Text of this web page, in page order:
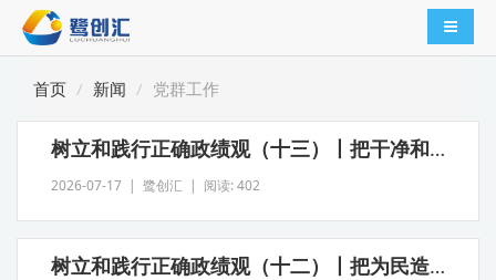
导航切
首页 新闻 党群工作
树立和践行正确政绩观（十三）丨把干净和担当、勤政和廉政统一起来
2026-07-17 | 鹭创汇 | 阅读: 402
树立和践行正确政绩观（十二）丨把为民造福作为最重要的政绩